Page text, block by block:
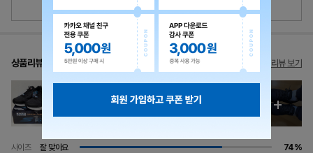
재입고 알림 신청
상품리뷰 78개 리뷰 보기
사이즈 잘 맞아요
74%